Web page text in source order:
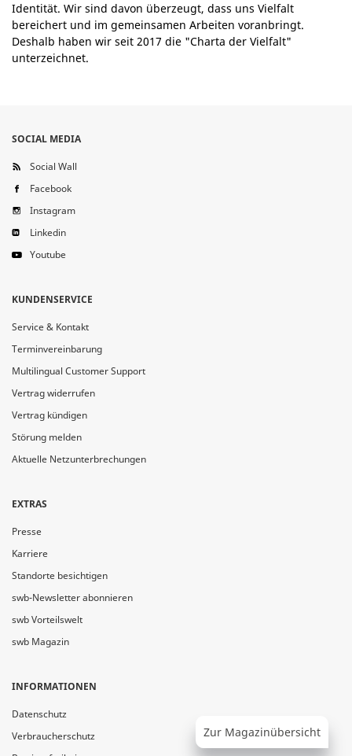
Zur Magazinübersicht
Identität. Wir sind davon überzeugt, dass uns Vielfalt
bereichert und im gemeinsamen Arbeiten voranbringt.
Deshalb haben wir seit 2017 die "Charta der Vielfalt"
unterzeichnet.
SOCIAL MEDIA
Social Wall
Facebook
Instagram
Linkedin
Youtube
KUNDENSERVICE
Service & Kontakt
Terminvereinbarung
Multilingual Customer Support
Vertrag widerrufen
Vertrag kündigen
Störung melden
Aktuelle Netzunterbrechungen
EXTRAS
Presse
Karriere
Standorte besichtigen
swb-Newsletter abonnieren
swb Vorteilswelt
swb Magazin
INFORMATIONEN
Datenschutz
Verbraucherschutz